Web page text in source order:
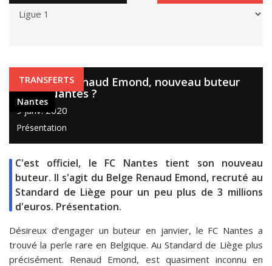
Nantes
TRANSFERTS
Nantes
Qui es-tu Renaud Emond, nouveau buteur
du FC Nantes ?
9 janv. 2020
Présentation
C'est officiel, le FC Nantes tient son nouveau
buteur. Il s'agit du Belge Renaud Emond, recruté au
Standard de Liège pour un peu plus de 3 millions
d'euros. Présentation.
Désireux d’engager un buteur en janvier, le FC Nantes a
trouvé la perle rare en Belgique. Au Standard de Liège plus
précisément. Renaud Emond, est quasiment inconnu en